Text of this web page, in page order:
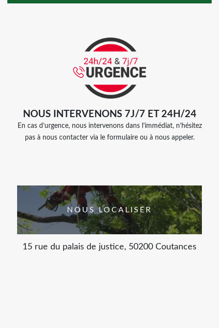
NOUS INTERVENONS 7J/7 ET 24H/24
En cas d’urgence, nous intervenons dans l’immédiat, n’hésitez
pas à nous contacter via le formulaire ou à nous appeler.
NOUS LOCALISER
15 rue du palais de justice, 50200 Coutances